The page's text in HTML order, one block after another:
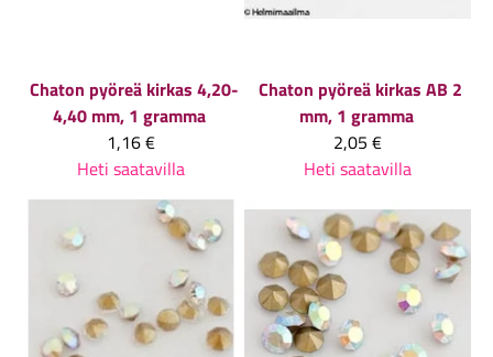
Chaton pyöreä kirkas 4,20-
4,40 mm, 1 gramma
1,16 €
Heti saatavilla
Chaton pyöreä kirkas AB 2
mm, 1 gramma
2,05 €
Heti saatavilla